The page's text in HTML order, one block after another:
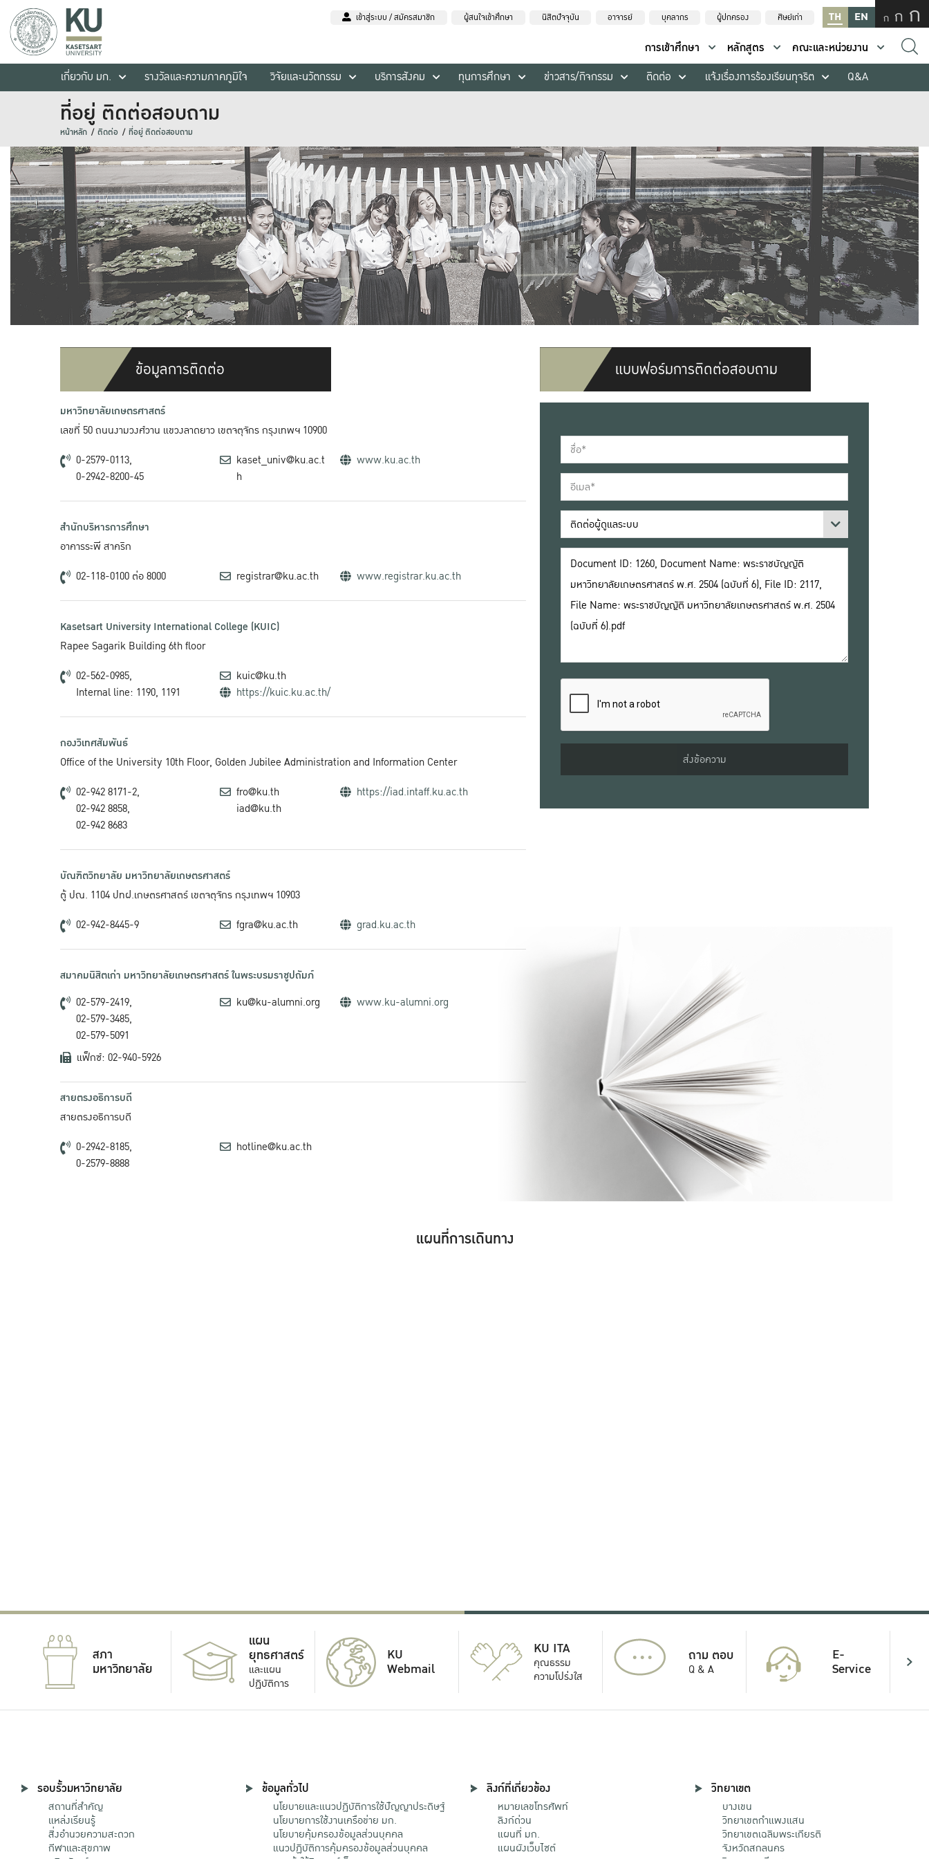
เข้าสู่ระบบ / สมัครสมาชิก ผู้สนใจเข้าศึกษา นิสิตปัจจุบัน อาจารย์ บุคลากร ผู้ปกครอง ศิษย์เก่า TH EN ก ก ก
การเข้าศึกษา หลักสูตร
คณะและหน่วยงาน
เกี่ยวกับ มก.
รางวัลและความภาคภูมิใจ วิจัยและนวัตกรรม บริการสังคม ทุนการศึกษา ข่าวสาร/กิจกรรม ติดต่อ แจ้งเรื่องการร้องเรียนทุจริต Q&A
ที่อยู่ ติดต่อสอบถาม
หน้าหลัก ติดต่อ ที่อยู่ ติดต่อสอบถาม
ข้อมูลการติดต่อ
มหาวิทยาลัยเกษตรศาสตร์
เลขที่ 50 ถนนงามวงศ์วาน แขวงลาดยาว เขตจตุจักร กรุงเทพฯ 10900
0-2579-0113,
0-2942-8200-45
kaset_univ@ku.ac.t
h
www.ku.ac.th
สำนักบริหารการศึกษา
อาคารระพี สาคริก
02-118-0100 ต่อ 8000
registrar@ku.ac.th www.registrar.ku.ac.th
Kasetsart University International College (KUIC)
Rapee Sagarik Building 6th floor
02-562-0985,
Internal line: 1190, 1191
kuic@ku.th
https://kuic.ku.ac.th/
กองวิเทศสัมพันธ์
Office of the University 10th Floor, Golden Jubilee Administration and Information Center
02-942 8171-2,
02-942 8858,
02-942 8683
fro@ku.th
iad@ku.th
https://iad.intaff.ku.ac.th
บัณฑิตวิทยาลัย มหาวิทยาลัยเกษตรศาสตร์
ตู้ ปณ. 1104 ปทฝ.เกษตรศาสตร์ เขตจตุจักร กรุงเทพฯ 10903
02-942-8445-9
fgra@ku.ac.th grad.ku.ac.th
สมาคมนิสิตเก่า มหาวิทยาลัยเกษตรศาสตร์ ในพระบรมราชูปถัมภ์
02-579-2419,
02-579-3485,
02-579-5091
แฟ็กซ์: 02-940-5926
ku@ku-alumni.org www.ku-alumni.org
สายตรงอธิการบดี
สายตรงอธิการบดี
0-2942-8185,
0-2579-8888
hotline@ku.ac.th
แบบฟอร์มการติดต่อสอบถาม
ส่งข้อความ
แผนที่การเดินทาง
สภา
มหาวิทยาลัย
แผน
ยุทธศาสตร์
และแผน
ปฏิบัติการ
KU
Webmail
KU ITA
คุณธรรม
ความโปร่งใส
... ถาม ตอบ
Q & A
E-
Service
รอบรั้วมหาวิทยาลัย
สถานที่สำคัญ
แหล่งเรียนรู้
สิ่งอำนวยความสะดวก
กีฬาและสุขภาพ
ข้อมูลทั่วไป
นโยบายและแนวปฏิบัติการใช้ปัญญาประดิษฐ์
นโยบายการใช้งานเครือข่าย มก.
นโยบายคุ้มครองข้อมูลส่วนบุคคล
แนวปฏิบัติการคุ้มครองข้อมูลส่วนบุคคล
ลิงก์ที่เกี่ยวข้อง
หมายเลขโทรศัพท์
ลิงก์ด่วน
แผนที่ มก.
แผนผังเว็บไซต์
วิทยาเขต
บางเขน
วิทยาเขตกําแพงแสน
วิทยาเขตเฉลิมพระเกียรติ
จังหวัดสกลนคร